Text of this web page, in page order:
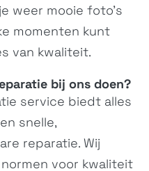
Redmi Note 15 Pro
weer mooie foto’s
momenten kunt
van kwaliteit.
bij ons doen?
service biedt alles
snelle,
reparatie. Wij
voor kwaliteit